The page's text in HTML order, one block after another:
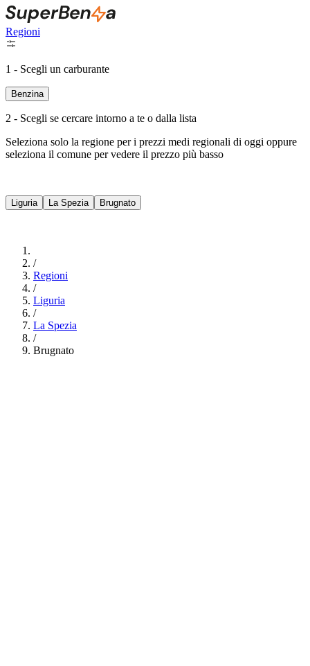
Regioni
1 - Scegli un carburante
Benzina
2 - Scegli se cercare intorno a te o dalla lista
Seleziona solo la regione per i prezzi medi regionali di oggi oppure
seleziona il comune per vedere il prezzo più basso
Liguria La Spezia Brugnato
/
Regioni
/
Liguria
/
La Spezia
/
Brugnato